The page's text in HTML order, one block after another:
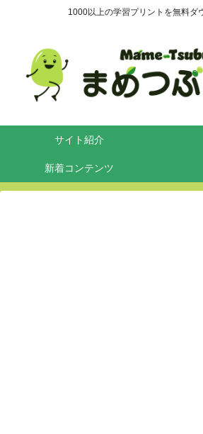
1000以上の学習プリントを無料ダ
サイト紹介
新着コンテンツ